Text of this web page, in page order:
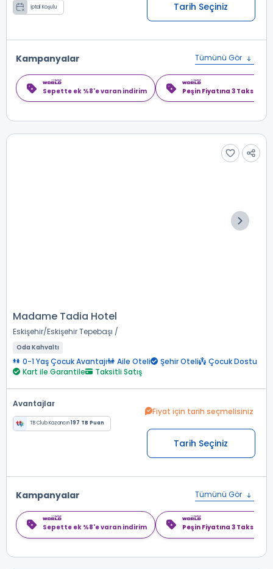
İptal Koşulu Tarih Seçiniz
Kampanyalar Tümünü Gör
Sepette ek %8'e varan indirim Peşin Fiyatına 3 Taksit
Madame Tadia Hotel
Eskişehir Eskişehir Tepebaşı
Oda Kahvaltı
0-1 Yaş Çocuk Avantajı Aile Oteli Şehir Oteli
Çocuk Dostu
Kart ile Garantile
Taksitli Satış
Avantajlar
TB Club Kazancın197 TB Puan
Fiyat için tarih seçmelisiniz
Tarih Seçiniz
Kampanyalar Tümünü Gör
Sepette ek %8'e varan indirim Peşin Fiyatına 3 Taksit